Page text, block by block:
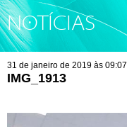
NOTÍCIAS
31 de janeiro de 2019 às 09:07
IMG_1913